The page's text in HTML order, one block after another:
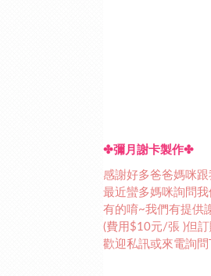
訂購
大量
✤彌月謝卡製作✤
感謝好多爸爸媽咪
最近蠻多媽咪詢問
有的唷~我們有提供
(費用$10元/張 )但
歡迎私訊或來電詢